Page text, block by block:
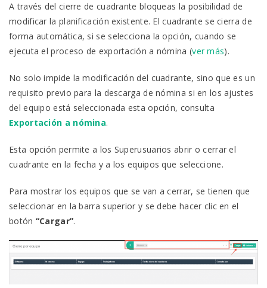
A través del cierre de cuadrante bloqueas la posibilidad de
modificar la planificación existente. El cuadrante se cierra de
forma automática, si se selecciona la opción, cuando se
ejecuta el proceso de exportación a nómina (ver más).
No solo impide la modificación del cuadrante, sino que es un
requisito previo para la descarga de nómina si en los ajustes
del equipo está seleccionada esta opción, consulta
Exportación a nómina.
Esta opción permite a los Superusuarios abrir o cerrar el
cuadrante en la fecha y a los equipos que seleccione.
Para mostrar los equipos que se van a cerrar, se tienen que
seleccionar en la barra superior y se debe hacer clic en el
botón “Cargar”.